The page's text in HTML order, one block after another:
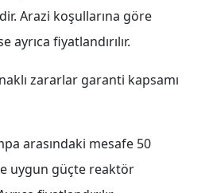
Arazi koşullarına göre
fiyatlandırılır.
zararlar garanti kapsamı
arasındaki mesafe 50
uygun güçte reaktör